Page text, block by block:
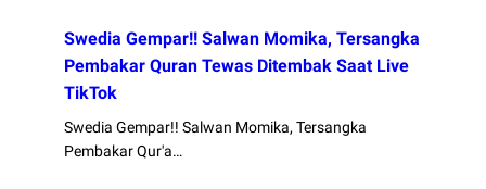
Swedia Gempar!! Salwan Momika, Tersangka
Pembakar Quran Tewas Ditembak Saat Live
TikTok
Swedia Gempar!! Salwan Momika, Tersangka
Pembakar Qur'a…